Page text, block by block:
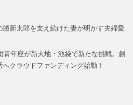
ー
ジ
ー
ジ
ー
ジ
ー
ジ
ー
ジ
勝新太郎を支え続けた妻が明かす夫婦愛
青年座が新天地・池袋で新たな挑戦。創
クラウドファンディング始動！